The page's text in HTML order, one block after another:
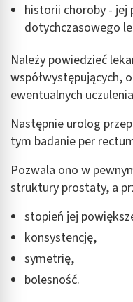
historii choroby - jej
dotychczasowego
Należy powiedzieć
współwystępujących,
ewentualnych
Następnie urolog
tym badanie per
Pozwala ono w
struktury prostaty, a
stopień jej
konsystencję,
symetrię,
bolesność.